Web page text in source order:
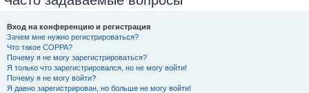
Вход на конференцию и регистрация
Зачем мне нужно регистрироваться?
Что такое COPPA?
Почему я не могу зарегистрироваться?
Я только что зарегистрировался, но не могу войти!
Почему я не могу войти?
Я давно зарегистрирован, но больше не могу войти!